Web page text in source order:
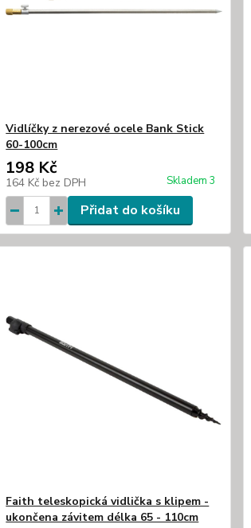
Vidlíčky z nerezové ocele Bank Stick
60-100cm
198 Kč
164 Kč bez DPH Skladem 3
Přidat do košíku
Faith teleskopická vidlička s klipem -
ukončena závitem délka 65 - 110cm